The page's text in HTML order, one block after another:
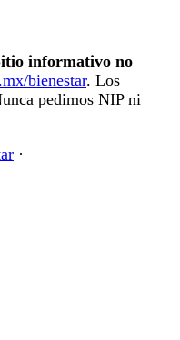
informativo no
bienestar. Los
pedimos NIP ni
·